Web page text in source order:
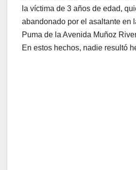
la víctima de 3 años de edad,
abandonado por el asaltante en
Puma de la Avenida Muñoz
En estos hechos, nadie resultó